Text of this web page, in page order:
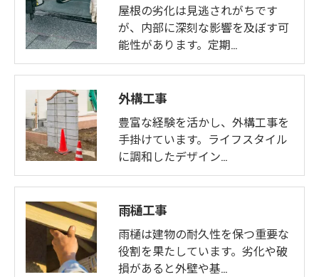
屋根の劣化は見逃されがちです
が、内部に深刻な影響を及ぼす可
能性があります。定期…
外構工事
豊富な経験を活かし、外構工事を
手掛けています。ライフスタイル
に調和したデザイン…
雨樋工事
雨樋は建物の耐久性を保つ重要な
役割を果たしています。劣化や破
損があると外壁や基…